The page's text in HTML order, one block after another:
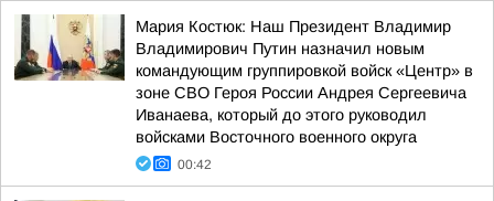
Мария Костюк: Наш Президент Владимир
Владимирович Путин назначил новым
командующим группировкой войск «Центр» в
зоне СВО Героя России Андрея Сергеевича
Иванаева, который до этого руководил
войсками Восточного военного округа
00:42